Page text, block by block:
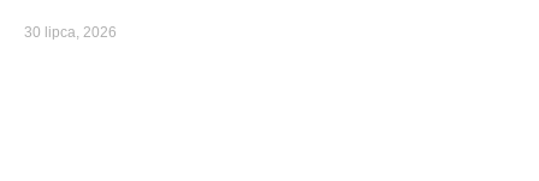
30 lipca, 2026